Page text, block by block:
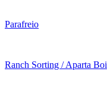
Parafreio
Ranch Sorting / Aparta Boi